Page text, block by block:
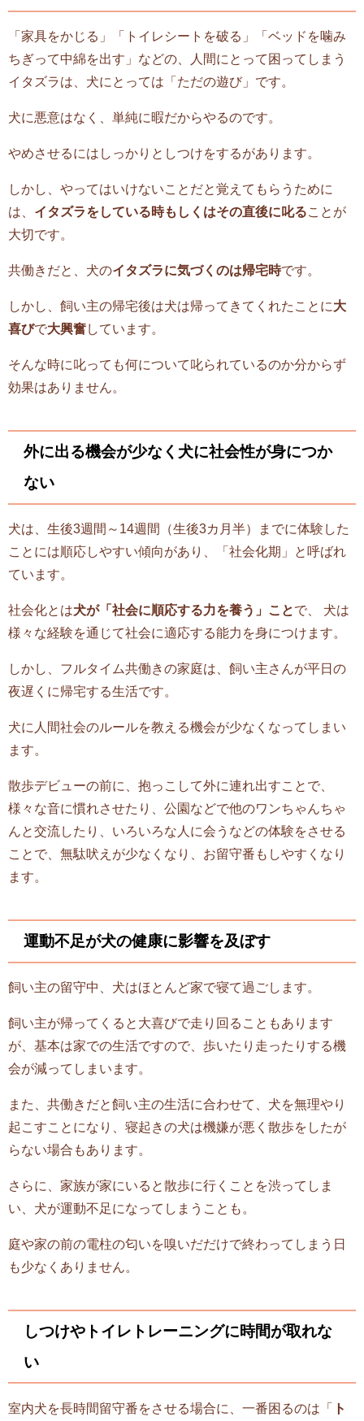
「家具をかじる」「トイレシートを破る」「ベッドを噛み
ちぎって中綿を出す」などの、人間にとって困ってしまう
イタズラは、犬にとっては「ただの遊び」です。
犬に悪意はなく、単純に暇だからやるのです。
やめさせるにはしっかりとしつけをするがあります。
しかし、やってはいけないことだと覚えてもらうために
は、 イタズラをしている時もしくはその直後に叱る ことが
大切です。
共働きだと、犬のイタズラに気づくのは帰宅時です。
しかし、飼い主の帰宅後は犬は帰ってきてくれたことに大
喜びで大興奮しています。
そんな時に叱っても何について叱られているのか分からず
効果はありません。
外に出る機会が少なく犬に社会性が身につか
ない
犬は、生後3週間～14週間（生後3カ月半）までに体験した
ことには順応しやすい傾向があり、「社会化期」と呼ばれ
ています。
社会化とは犬が「社会に順応する力を養う」ことで、 犬は
様々な経験を通じて社会に適応する能力を身につけます。
しかし、フルタイム共働きの家庭は、飼い主さんが平日の
夜遅くに帰宅する生活です。
犬に人間社会のルールを教える機会が少なくなってしまい
ます。
散歩デビューの前に、抱っこして外に連れ出すことで、
様々な音に慣れさせたり、公園などで他のワンちゃんちゃ
んと交流したり、いろいろな人に会うなどの体験をさせる
ことで、無駄吠えが少なくなり、お留守番もしやすくなり
ます。
運動不足が犬の健康に影響を及ぼす
飼い主の留守中、犬はほとんど家で寝て過ごします。
飼い主が帰ってくると大喜びで走り回ることもあります
が、基本は家での生活ですので、歩いたり走ったりする機
会が減ってしまいます。
また、共働きだと飼い主の生活に合わせて、犬を無理やり
起こすことになり、寝起きの犬は機嫌が悪く散歩をしたが
らない場合もあります。
さらに、家族が家にいると散歩に行くことを渋ってしま
い、犬が運動不足になってしまうことも。
庭や家の前の電柱の匂いを嗅いだだけで終わってしまう日
も少なくありません。
しつけやトイレトレーニングに時間が取れな
い
室内犬を長時間留守番をさせる場合に、一番困るのは「
ト